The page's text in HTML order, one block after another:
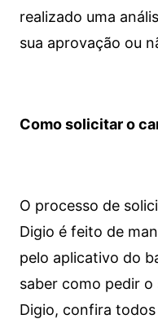
realizado uma
sua aprovação ou
Como solicitar o
O processo de
Digio é feito de
pelo aplicativo do
saber como pedir
Digio, confira